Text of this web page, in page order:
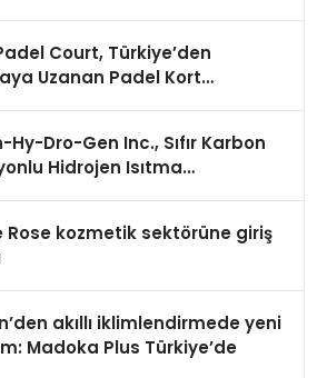
Court, Türkiye’den
Uzanan Padel Kort
Hy-Dro-Gen Inc., Sıfır Karbon
Hidrojen Isıtma
Rose kozmetik sektörüne giriş
akıllı iklimlendirmede yeni
Madoka Plus Türkiye’de